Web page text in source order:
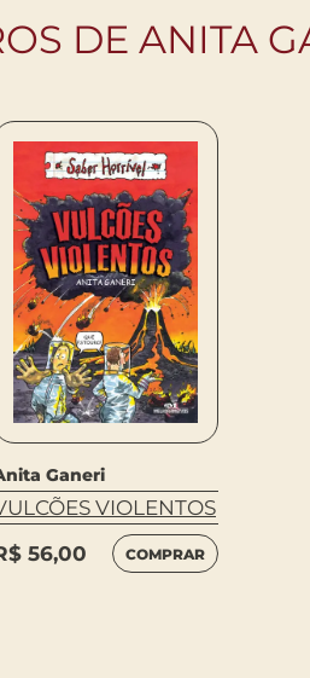
DE ANITA
Ganeri
VIOLENTOS
56,00 COMPRAR